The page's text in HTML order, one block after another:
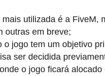
utilizada é a FiveM,
outras em breve;
o jogo tem um objetivo
ser decidida
o jogo ficará